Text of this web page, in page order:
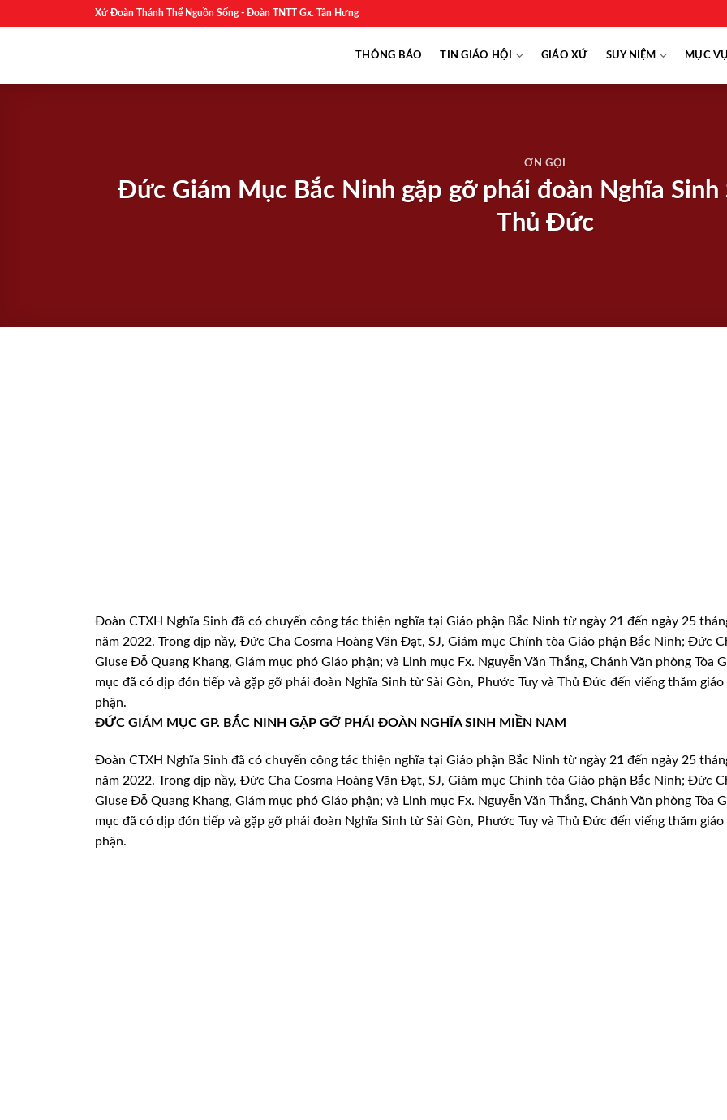
to
Xứ Đoàn Thánh Thể Nguồn Sống - Đoàn TNTT Gx. Tân Hưng
THÔNG BÁO TIN GIÁO HỘI GIÁO XỨ SUY NIỆM MỤC VỤ
ƠN GỌI
Đức Giám Mục Bắc Ninh gặp gỡ phái đoàn Nghĩa Sinh
Thủ Đức
Đoàn CTXH Nghĩa Sinh đã có chuyến công tác thiện nghĩa tại Giáo phận Bắc Ninh từ ngày 21 đến ngày 25
năm 2022. Trong dịp nầy, Đức Cha Cosma Hoàng Văn Đạt, SJ, Giám mục Chính tòa Giáo phận Bắc Ninh; Đức
Giuse Đỗ Quang Khang, Giám mục phó Giáo phận; và Linh mục Fx. Nguyễn Văn Thắng, Chánh Văn phòng Tòa
mục đã có dịp đón tiếp và gặp gỡ phái đoàn Nghĩa Sinh từ Sài Gòn, Phước Tuy và Thủ Đức đến viếng thăm giáo
phận.
ĐỨC GIÁM MỤC GP. BẮC NINH GẶP GỠ PHÁI ĐOÀN NGHĨA SINH MIỀN NAM
Đoàn CTXH Nghĩa Sinh đã có chuyến công tác thiện nghĩa tại Giáo phận Bắc Ninh từ ngày 21 đến ngày 25
năm 2022. Trong dịp nầy, Đức Cha Cosma Hoàng Văn Đạt, SJ, Giám mục Chính tòa Giáo phận Bắc Ninh; Đức
Giuse Đỗ Quang Khang, Giám mục phó Giáo phận; và Linh mục Fx. Nguyễn Văn Thắng, Chánh Văn phòng Tòa
mục đã có dịp đón tiếp và gặp gỡ phái đoàn Nghĩa Sinh từ Sài Gòn, Phước Tuy và Thủ Đức đến viếng thăm giáo
phận.